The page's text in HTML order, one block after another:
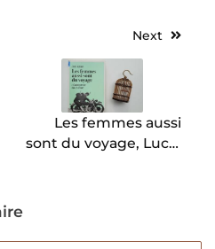
Next
Les femmes aussi
sont du voyage, Lucie